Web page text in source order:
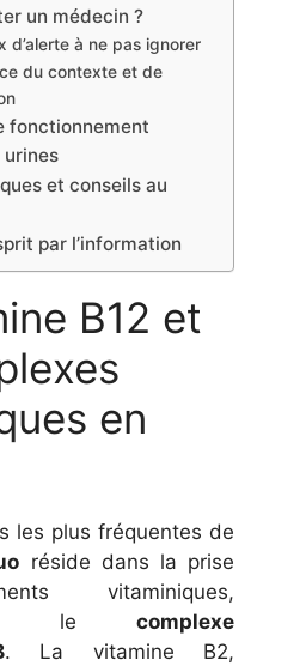
un médecin ?
d’alerte à ne pas ignorer
du contexte et de
fonctionnement
urines
et conseils au
par l’information
B12 et
en
les plus fréquentes de
réside dans la prise
vitaminiques,
le complexe
. La vitamine B2,